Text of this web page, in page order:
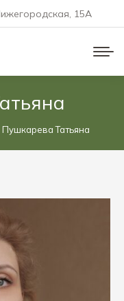
15A
Пушкарева Татьяна